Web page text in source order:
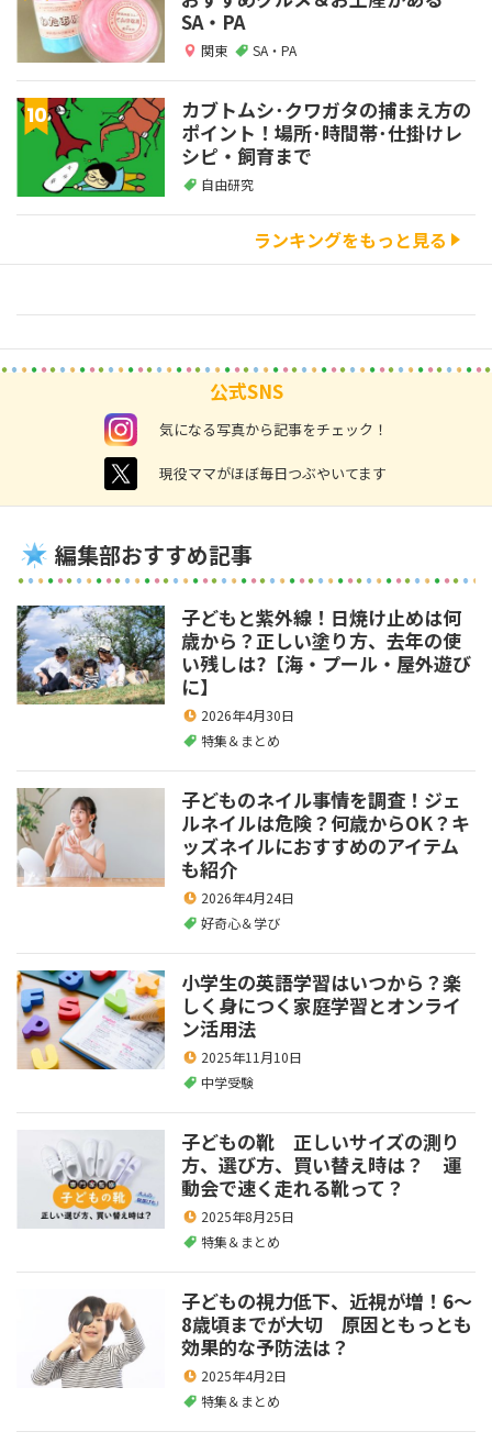
SA・PA
関東 SA・PA
カブトムシ･クワガタの捕まえ方の
ポイント！場所･時間帯･仕掛けレ
シピ・飼育まで
自由研究
ランキングをもっと見る
公式SNS
instagram 気になる写真から記事をチェック！
twitter 現役ママがほぼ毎日つぶやいてます
編集部おすすめ記事
子どもと紫外線！日焼け止めは何
歳から？正しい塗り方、去年の使
い残しは?【海・プール・屋外遊び
に】
2026年4月30日
特集＆まとめ
子どものネイル事情を調査！ジェ
ルネイルは危険？何歳からOK？キ
ッズネイルにおすすめのアイテム
も紹介
2026年4月24日
好奇心＆学び
小学生の英語学習はいつから？楽
しく身につく家庭学習とオンライ
ン活用法
2025年11月10日
中学受験
子どもの靴 正しいサイズの測り
方、選び方、買い替え時は？ 運
動会で速く走れる靴って？
2025年8月25日
特集＆まとめ
子どもの視力低下、近視が増！6～
8歳頃までが大切 原因ともっとも
効果的な予防法は？
2025年4月2日
特集＆まとめ